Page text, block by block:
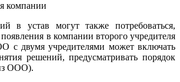
компании
в устав могут также потребоваться,
в компании второго учредителя
с двумя учредителями может включать
решений, предусматривать порядок
ООО).